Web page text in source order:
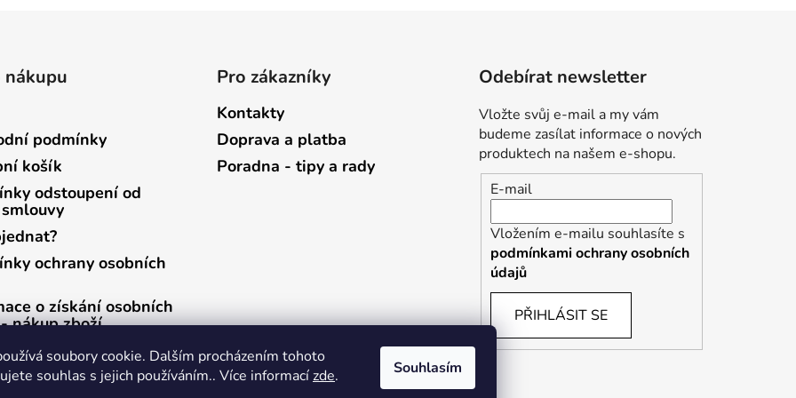
soubory cookie. Dalším procházením tohoto
souhlas s jejich používáním.. Více informacízde. Souhlasím
nákupu
podmínky
košík
odstoupení od
ochrany osobních
o získání osobních
nákup zboží
o získání osobních
zasílání newsletterů
Pro zákazníky
Kontakty
Doprava a platba
Poradna - tipy a rady
Odebírat newsletter
Vložte svůj e-mail a my vám
budeme zasílat informace o nových
produktech na našem e-shopu.
E-mail
Vložením e-mailu souhlasíte s
podmínkami ochrany osobních
údajů
PŘIHLÁSIT SE